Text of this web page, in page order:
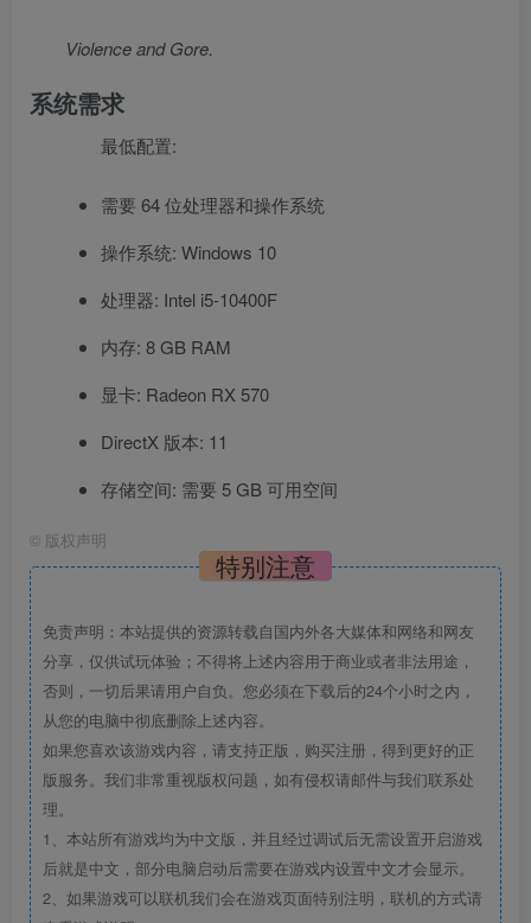
Violence and Gore.
系统需求
最低配置:
需要 64 位处理器和操作系统
操作系统: Windows 10
处理器: Intel i5-10400F
内存: 8 GB RAM
显卡: Radeon RX 570
DirectX 版本: 11
存储空间: 需要 5 GB 可用空间
© 版权声明
特别注意
免责声明：本站提供的资源转载自国内外各大媒体和网络和网友
分享，仅供试玩体验；不得将上述内容用于商业或者非法用途，
否则，一切后果请用户自负。您必须在下载后的24个小时之内，
从您的电脑中彻底删除上述内容。
如果您喜欢该游戏内容，请支持正版，购买注册，得到更好的正
版服务。我们非常重视版权问题，如有侵权请邮件与我们联系处
理。
1、本站所有游戏均为中文版，并且经过调试后无需设置开启游戏
后就是中文，部分电脑启动后需要在游戏内设置中文才会显示。
2、如果游戏可以联机我们会在游戏页面特别注明，联机的方式请